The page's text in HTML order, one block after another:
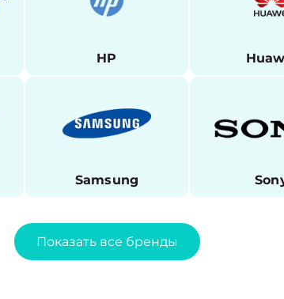
HP
Samsung
Показать все бренды